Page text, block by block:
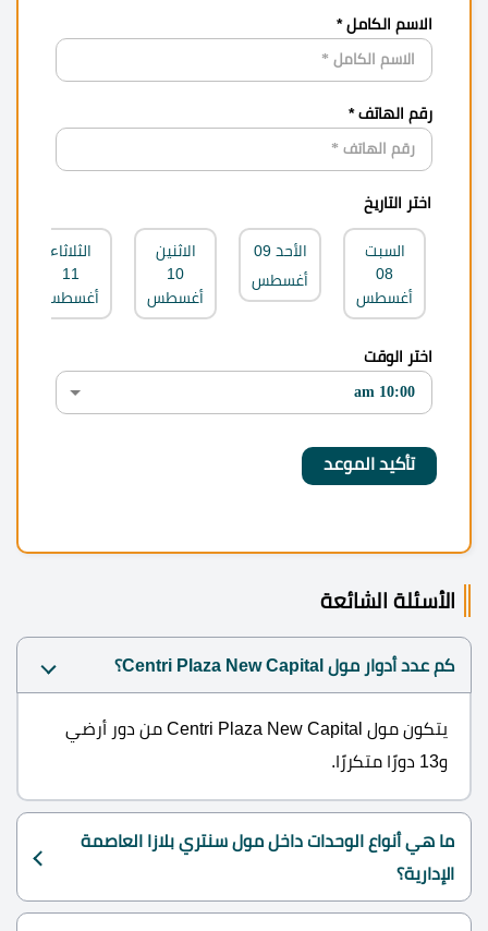
الاسم الكامل *
رقم الهاتف *
اختر التاريخ
السبت
08
أغسطس
الأحد 09
أغسطس
الاثنين
10
أغسطس
الثلاثاء
11
أغسطس
اختر الوقت
الأسئلة الشائعة
كم عدد أدوار مول Centri Plaza New Capital؟
يتكون مول Centri Plaza New Capital من دور أرضي
و13 دورًا متكررًا.
ما هي أنواع الوحدات داخل مول سنتري بلازا العاصمة
الإدارية؟